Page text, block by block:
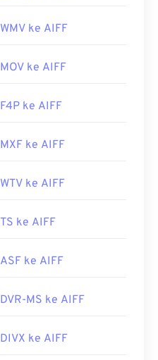
WMV ke AIFF
MOV ke AIFF
F4P ke AIFF
MXF ke AIFF
WTV ke AIFF
TS ke AIFF
ASF ke AIFF
DVR-MS ke AIFF
DIVX ke AIFF